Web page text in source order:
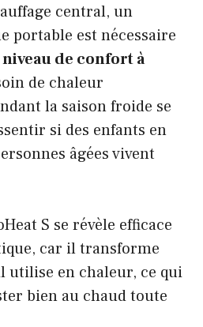
central, un
portable est nécessaire
de confort à
de chaleur
la saison froide se
si des enfants en
âgées vivent
S se révèle efficace
car il transforme
utilise en chaleur, ce qui
bien au chaud toute